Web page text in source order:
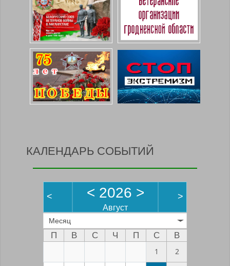
КАЛЕНДАРЬ СОБЫТИЙ
< < 2026 >
Август
>
Месяц
П В С Ч П С
В
1
2